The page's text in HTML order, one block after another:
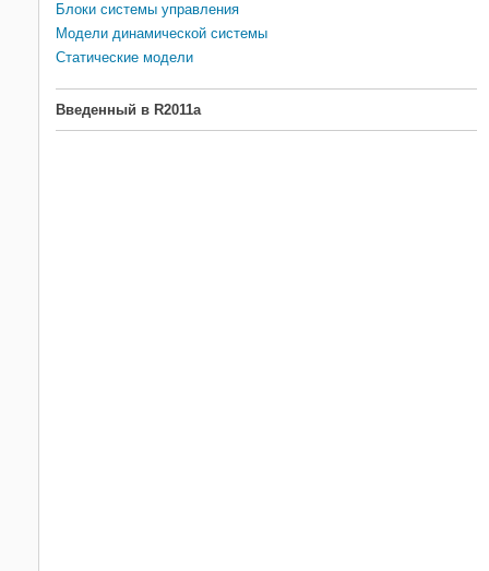
Блоки системы управления
Модели динамической системы
Статические модели
Введенный в R2011a